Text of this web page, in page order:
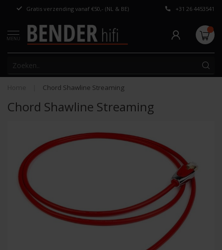
Gratis verzending vanaf €50,- (NL & BE) Persoonlijk
+31 26 4453541
MENU
Home Chord Shawline Streaming
Chord Shawline Streaming